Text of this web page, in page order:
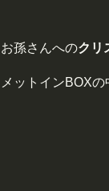
お孫さんへのクリ
メットインBOX